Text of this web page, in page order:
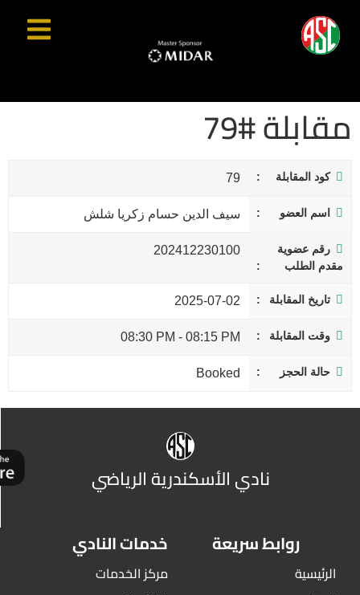
مقابلة #79
كود المقابلة 79
اسم العضو سيف الدين حسام زكريا شلش
رقم عضوية
مقدم الطلب
202412230100
تاريخ المقابلة 2025-07-02
وقت المقابلة 08:15 PM
-
08:30 PM
حالة الحجز Booked
نادي الأسكندرية الرياضي
روابط سريعة
الرئيسية
خدمات النادي
مركز الخدمات